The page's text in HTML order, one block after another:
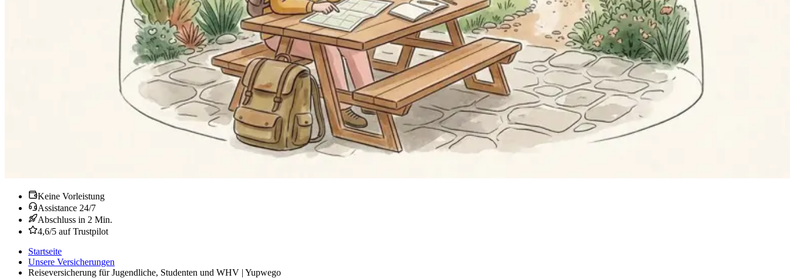
Keine Vorleistung
Assistance 24/7
Abschluss in 2 Min.
4,6/5 auf Trustpilot
Startseite
Unsere Versicherungen
Reiseversicherung für Jugendliche, Studenten und WHV | Yupwego